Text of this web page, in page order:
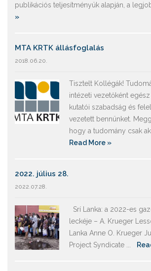
publikációs teljesítményük alapján, a
»
MTA KRTK állásfoglalás
2018.06.20.
Tisztelt Kollégák!
intézeti vezetőként
kutatói szabadság és
vezetett bennünket.
hogy a tudomány csak
Read More »
2022. július 28.
2022.07.28.
Srí Lanka: a 2022-es
leckéje – A. Krueger
Lanka Anne O. Krueger
Project Syndicate ...